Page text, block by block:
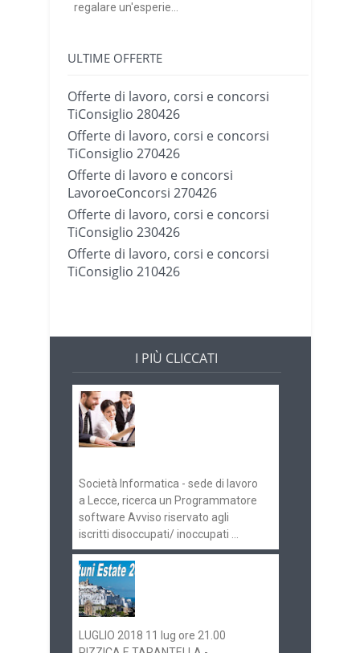
regalare un'esperie...
ULTIME OFFERTE
Offerte di lavoro, corsi e concorsi
TiConsiglio 280426
Offerte di lavoro, corsi e concorsi
TiConsiglio 270426
Offerte di lavoro e concorsi
LavoroeConcorsi 270426
Offerte di lavoro, corsi e concorsi
TiConsiglio 230426
Offerte di lavoro, corsi e concorsi
TiConsiglio 210426
I PIÙ CLICCATI
Società Informatica - sede di lavoro
a Lecce, ricerca un Programmatore
software Avviso riservato agli
iscritti disoccupati/ inoccupati ...
LUGLIO 2018 11 lug ore 21.00